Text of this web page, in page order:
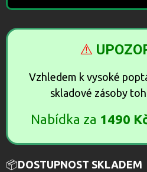
⚠️
Vzhledem k vysoké
skladové zásoby
Nabídka za 1490
📦DOSTUPNOST SKLADEM